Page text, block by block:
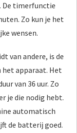
De timerfunctie
Zo kun je het
wensen.
van andere, is de
het apparaat. Het
van 36 uur. Zo
je die nodig hebt.
automatisch
de batterij goed.